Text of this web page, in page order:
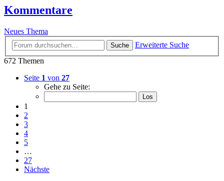
Kommentare
Neues Thema
Suche
Erweiterte Suche
672 Themen
Seite 1 von 27
Gehe zu Seite:
1
2
3
4
5
…
27
Nächste